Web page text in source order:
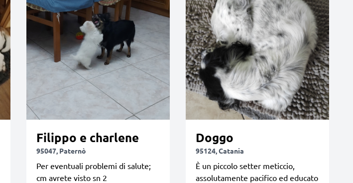
Filippo e charlene
95047, Paternò
Per eventuali problemi di salute;
cm avrete visto sn 2
Doggo
95124, Catania
È un piccolo setter meticcio,
assolutamente pacifico ed educato